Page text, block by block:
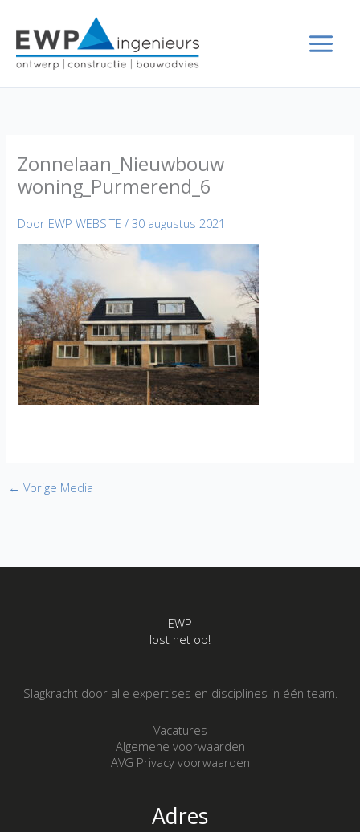
inhoud
Zonnelaan_Nieuwbouw
woning_Purmerend_6
Door EWP WEBSITE/30 augustus 2021
← Vorige Media
EWP
lost het op!
Slagkracht door alle expertises en disciplines in één team.
Vacatures
Algemene voorwaarden
AVG Privacy voorwaarden
Adres